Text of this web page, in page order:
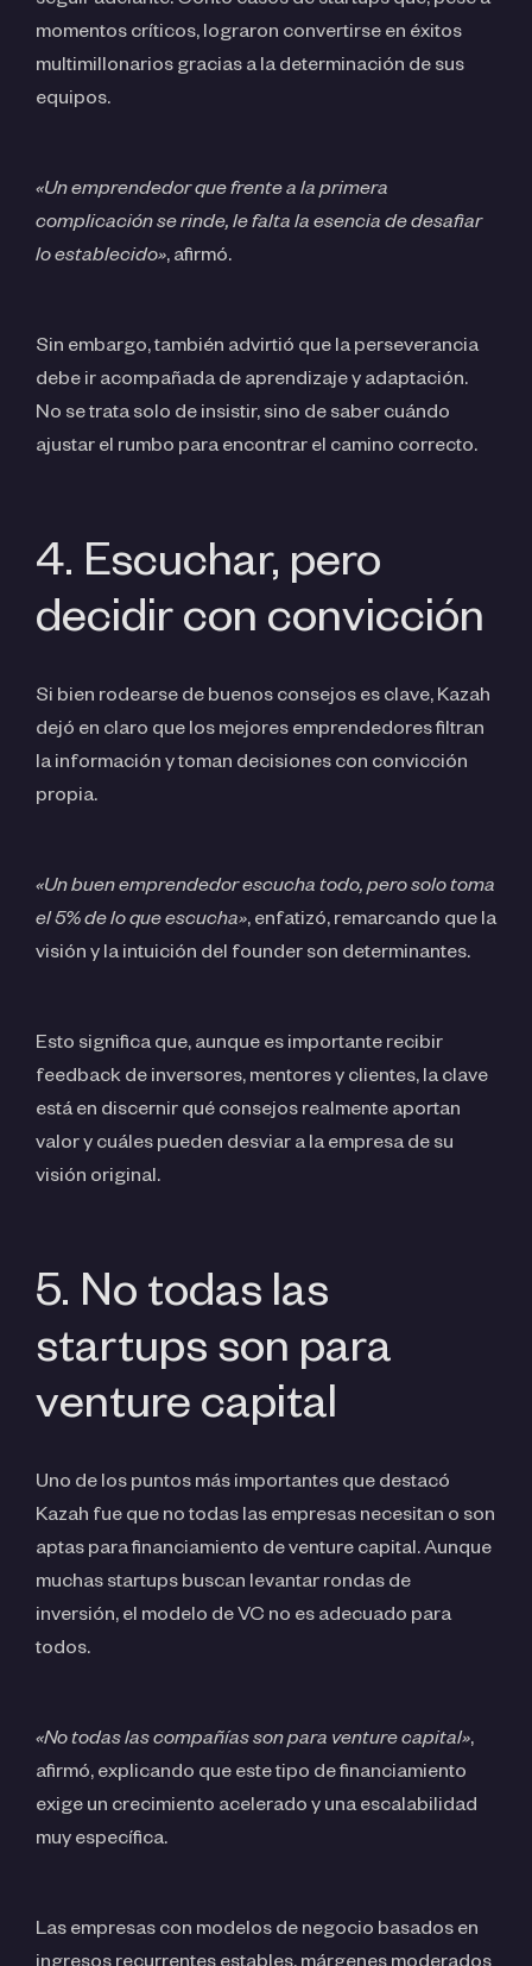
momentos críticos, lograron convertirse en éxitos
multimillonarios gracias a la determinación de sus
equipos.
«Un emprendedor que frente a la primera
complicación se rinde, le falta la esencia de desafiar
lo establecido», afirmó.
Sin embargo, también advirtió que la perseverancia
debe ir acompañada de aprendizaje y adaptación.
No se trata solo de insistir, sino de saber cuándo
ajustar el rumbo para encontrar el camino correcto.
4. Escuchar, pero
decidir con convicción
Si bien rodearse de buenos consejos es clave, Kazah
dejó en claro que los mejores emprendedores filtran
la información y toman decisiones con convicción
propia.
«Un buen emprendedor escucha todo, pero solo toma
el 5% de lo que escucha», enfatizó, remarcando que la
visión y la intuición del founder son determinantes.
Esto significa que, aunque es importante recibir
feedback de inversores, mentores y clientes, la clave
está en discernir qué consejos realmente aportan
valor y cuáles pueden desviar a la empresa de su
visión original.
5. No todas las
startups son para
venture capital
Uno de los puntos más importantes que destacó
Kazah fue que no todas las empresas necesitan o son
aptas para financiamiento de venture capital. Aunque
muchas startups buscan levantar rondas de
inversión, el modelo de VC no es adecuado para
todos.
«No todas las compañías son para venture capital»,
afirmó, explicando que este tipo de financiamiento
exige un crecimiento acelerado y una escalabilidad
muy específica.
Las empresas con modelos de negocio basados en